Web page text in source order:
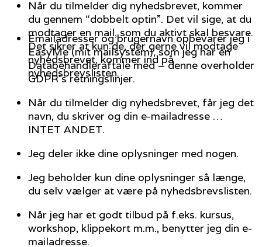
Når du tilmelder dig nyhedsbrevet, kommer
du gennem “dobbelt optin”. Det vil sige, at du
modtager en mail, som du aktivt skal besvare.
Det sikrer at kun de, der gerne vil modtage
nyhedsbrevet, kommer ind på
nyhedsbrevslisten.
Emailadresser og brugernavn opbevarer jeg i
EasyMe (mit mailsystem), som jeg har en
Databehandleraftale med – denne overholder
GDPR’s retningslinjer.
Når du tilmelder dig nyhedsbrevet, får jeg det
navn, du skriver og din e-mailadresse …
INTET ANDET.
Jeg deler ikke dine oplysninger med nogen.
Jeg beholder kun dine oplysninger så længe,
du selv vælger at være på nyhedsbrevslisten.
Når jeg har et godt tilbud på f.eks. kursus,
workshop, klippekort m.m., benytter jeg din e-
mailadresse.